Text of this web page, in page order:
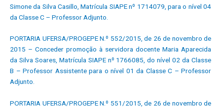
Simone da Silva Casillo, Matrícula SIAPE nº 1714079, para o nível 04
da Classe C – Professor Adjunto.
PORTARIA UFERSA/PROGEPE N.º 552/2015, de 26 de novembro de
2015 – Conceder promoção à servidora docente Maria Aparecida
da Silva Soares, Matrícula SIAPE nº 1766085, do nível 02 da Classe
B – Professor Assistente para o nível 01 da Classe C – Professor
Adjunto.
PORTARIA UFERSA/PROGEPE N.º 551/2015, de 26 de novembro de